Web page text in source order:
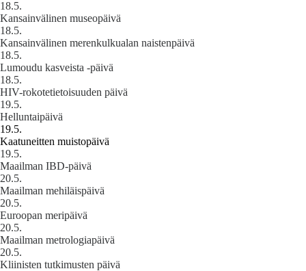
18.5.
Kansainvälinen museopäivä
18.5.
Kansainvälinen merenkulkualan naistenpäivä
18.5.
Lumoudu kasveista -päivä
18.5.
HIV-rokotetietoisuuden päivä
19.5.
Helluntaipäivä
19.5.
Kaatuneitten muistopäivä
19.5.
Maailman IBD-päivä
20.5.
Maailman mehiläispäivä
20.5.
Euroopan meripäivä
20.5.
Maailman metrologiapäivä
20.5.
Kliinisten tutkimusten päivä